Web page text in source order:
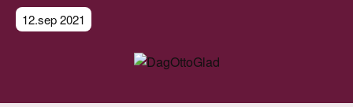
12.sep 2021